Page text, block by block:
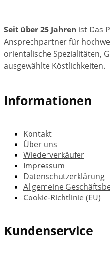
Seit über 25 Jahren ist Das
Ansprechpartner für
orientalische Spezialitäten,
ausgewählte Köstlichkeiten.
Informationen
Kontakt
Über uns
Wiederverkäufer
Impressum
Datenschutzerklärung
Allgemeine
Cookie-Richtlinie (EU)
Kundenservice